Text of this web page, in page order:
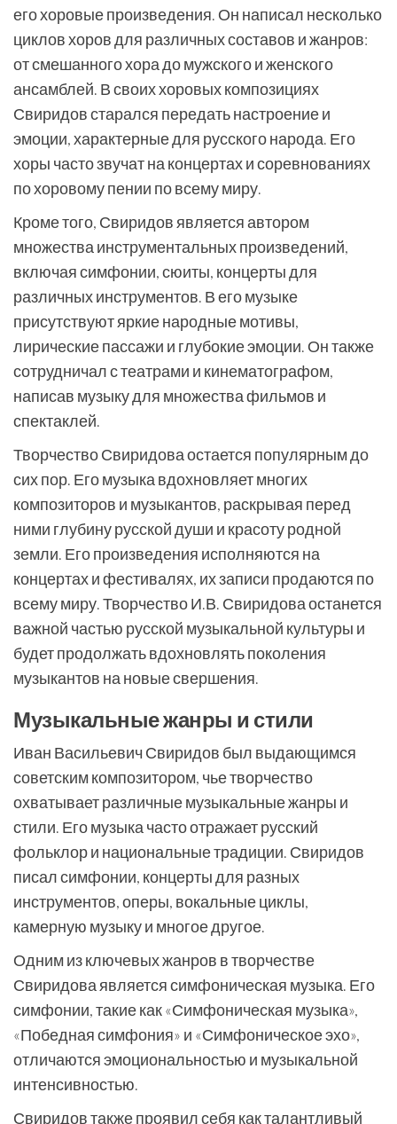
его хоровые произведения. Он написал несколько
циклов хоров для различных составов и жанров:
от смешанного хора до мужского и женского
ансамблей. В своих хоровых композициях
Свиридов старался передать настроение и
эмоции, характерные для русского народа. Его
хоры часто звучат на концертах и соревнованиях
по хоровому пении по всему миру.
Кроме того, Свиридов является автором
множества инструментальных произведений,
включая симфонии, сюиты, концерты для
различных инструментов. В его музыке
присутствуют яркие народные мотивы,
лирические пассажи и глубокие эмоции. Он также
сотрудничал с театрами и кинематографом,
написав музыку для множества фильмов и
спектаклей.
Творчество Свиридова остается популярным до
сих пор. Его музыка вдохновляет многих
композиторов и музыкантов, раскрывая перед
ними глубину русской души и красоту родной
земли. Его произведения исполняются на
концертах и фестивалях, их записи продаются по
всему миру. Творчество И.В. Свиридова останется
важной частью русской музыкальной культуры и
будет продолжать вдохновлять поколения
музыкантов на новые свершения.
Музыкальные жанры и стили
Иван Васильевич Свиридов был выдающимся
советским композитором, чье творчество
охватывает различные музыкальные жанры и
стили. Его музыка часто отражает русский
фольклор и национальные традиции. Свиридов
писал симфонии, концерты для разных
инструментов, оперы, вокальные циклы,
камерную музыку и многое другое.
Одним из ключевых жанров в творчестве
Свиридова является симфоническая музыка. Его
симфонии, такие как «Симфоническая музыка»,
«Победная симфония» и «Симфоническое эхо»,
отличаются эмоциональностью и музыкальной
интенсивностью.
Свиридов также проявил себя как талантливый